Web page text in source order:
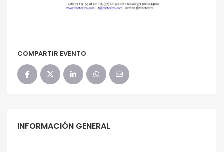
COMPARTIR EVENTO
INFORMACIÓN GENERAL